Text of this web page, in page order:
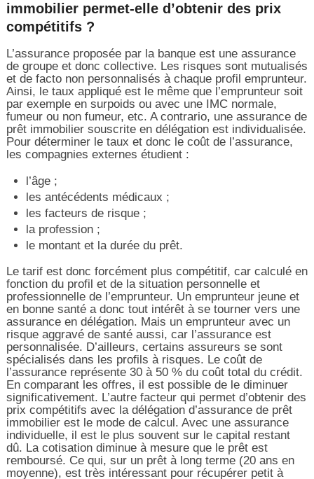
immobilier permet-elle d’obtenir des prix
compétitifs ?
L’assurance proposée par la banque est une assurance
de groupe et donc collective. Les risques sont mutualisés
et de facto non personnalisés à chaque profil emprunteur.
Ainsi, le taux appliqué est le même que l’emprunteur soit
par exemple en surpoids ou avec une IMC normale,
fumeur ou non fumeur, etc. A contrario, une assurance de
prêt immobilier souscrite en délégation est individualisée.
Pour déterminer le taux et donc le coût de l’assurance,
les compagnies externes étudient :
l’âge ;
les antécédents médicaux ;
les facteurs de risque ;
la profession ;
le montant et la durée du prêt.
Le tarif est donc forcément plus compétitif, car calculé en
fonction du profil et de la situation personnelle et
professionnelle de l’emprunteur. Un emprunteur jeune et
en bonne santé a donc tout intérêt à se tourner vers une
assurance en délégation. Mais un emprunteur avec un
risque aggravé de santé aussi, car l’assurance est
personnalisée. D’ailleurs, certains assureurs se sont
spécialisés dans les profils à risques. Le coût de
l’assurance représente 30 à 50 % du coût total du crédit.
En comparant les offres, il est possible de le diminuer
significativement. L’autre facteur qui permet d’obtenir des
prix compétitifs avec la délégation d’assurance de prêt
immobilier est le mode de calcul. Avec une assurance
individuelle, il est le plus souvent sur le capital restant
dû. La cotisation diminue à mesure que le prêt est
remboursé. Ce qui, sur un prêt à long terme (20 ans en
moyenne), est très intéressant pour récupérer petit à